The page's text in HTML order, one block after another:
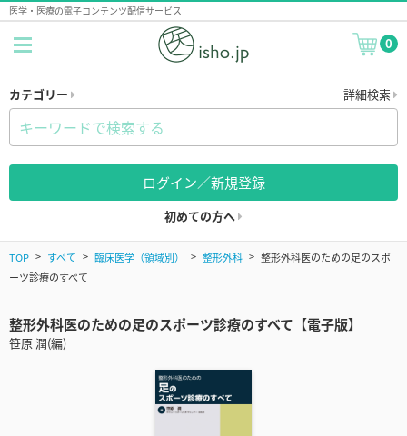
医学・医療の電子コンテンツ配信サービス
0
カテゴリー 詳細検索
ログイン／新規登録
初めての方へ
TOP すべて 臨床医学（領域別） 整形外科
整形外科医のための足のスポ
ーツ診療のすべて
整形外科医のための足のスポーツ診療のすべて【電子版】
笹原 潤(編)